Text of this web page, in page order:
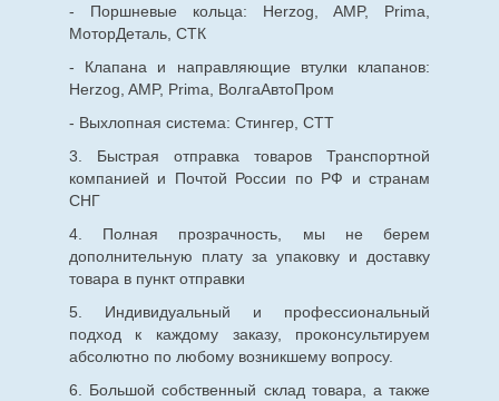
- Поршневые кольца: Herzog, AMP, Prima,
МоторДеталь, СТК
- Клапана и направляющие втулки клапанов:
Herzog, AMP, Prima, ВолгаАвтоПром
- Выхлопная система: Стингер, СТТ
3. Быстрая отправка товаров Транспортной
компанией и Почтой России по РФ и странам
СНГ
4. Полная прозрачность, мы не берем
дополнительную плату за упаковку и доставку
товара в пункт отправки
5. Индивидуальный и профессиональный
подход к каждому заказу, проконсультируем
абсолютно по любому возникшему вопросу.
6. Большой собственный склад товара, а также